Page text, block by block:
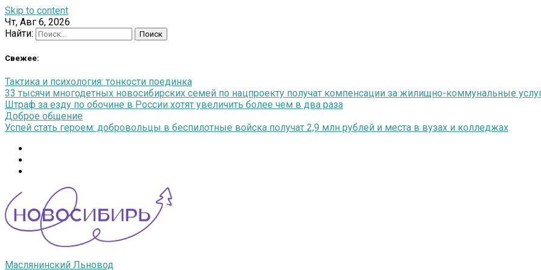
Skip to content
Чт, Авг 6, 2026
Найти:
Свежее:
Тактика и психология: тонкости поединка
33 тысячи многодетных новосибирских семей по нацпроекту получат компенсации за жилищно-коммунальные
Штраф за езду по обочине в России хотят увеличить более чем в два раза
Доброе общение
Успей стать героем: добровольцы в беспилотные войска получат 2,9 млн рублей и места в вузах и колледжах
Маслянинский Льновод